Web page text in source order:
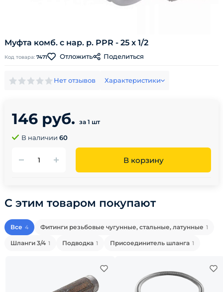
Муфта комб. с нар. р. PPR - 25 x 1/2
Код товара: 7471 Отложить Поделиться
Нет отзывов Характеристики
146 руб. за 1 шт
В наличии 60
В корзину
С этим товаром покупают
Все 4 Фитинги резьбовые чугунные, стальные, латунные 1
Шланги 3/4 1 Подводка 1 Присоединитель шланга 1